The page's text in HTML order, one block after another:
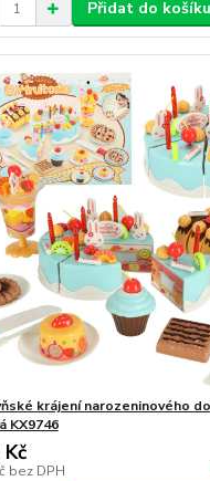
Přidat do košíku
krájení narozeninového
KX9746
bez DPH